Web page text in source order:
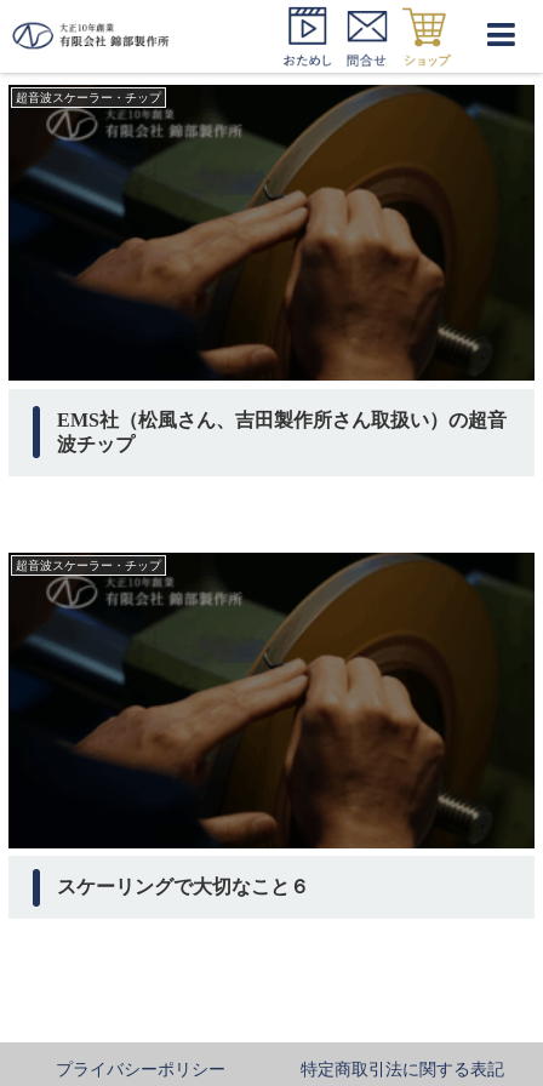
吉田製作所 超音波スケーラー
超音波スケーラー・チップ
EMS社（松風さん、吉田製作所さん取扱い）の超音
波チップ
超音波スケーラー・チップ
スケーリングで大切なこと６
プライバシーポリシー 特定商取引法に関する表記